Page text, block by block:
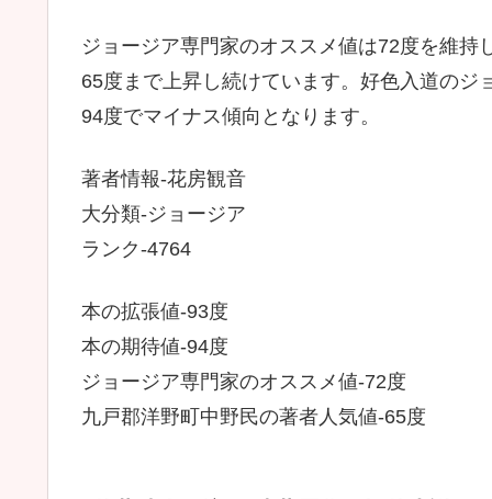
ジョージア専門家のオススメ値は72度を維
65度まで上昇し続けています。好色入道の
94度でマイナス傾向となります。
著者情報-花房観音
大分類-ジョージア
ランク-4764
本の拡張値-93度
本の期待値-94度
ジョージア専門家のオススメ値-72度
九戸郡洋野町中野民の著者人気値-65度